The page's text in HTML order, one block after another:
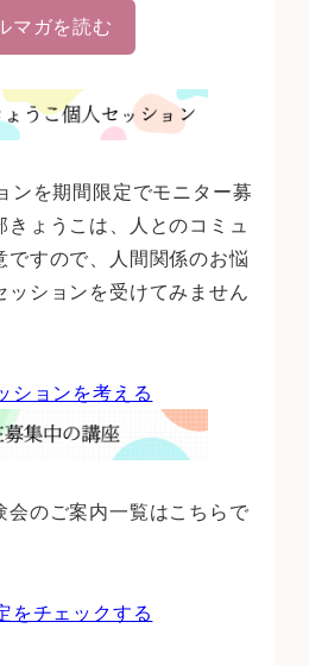
マガを読む
ンを期間限定でモニター募
ょうこは、人とのコミュ
ですので、人間関係のお悩
ッションを受けてみません
ションを考える
会のご案内一覧はこちらで
をチェックする